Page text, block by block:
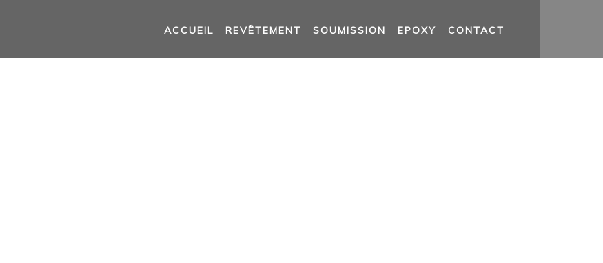
ACCUEIL REVÊTEMENT SOUMISSION EPOXY CONTACT